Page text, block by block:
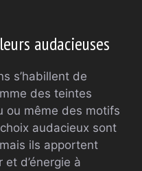
audacieuses
s’habillent de
des teintes
ou même des motifs
audacieux sont
ils apportent
d’énergie à